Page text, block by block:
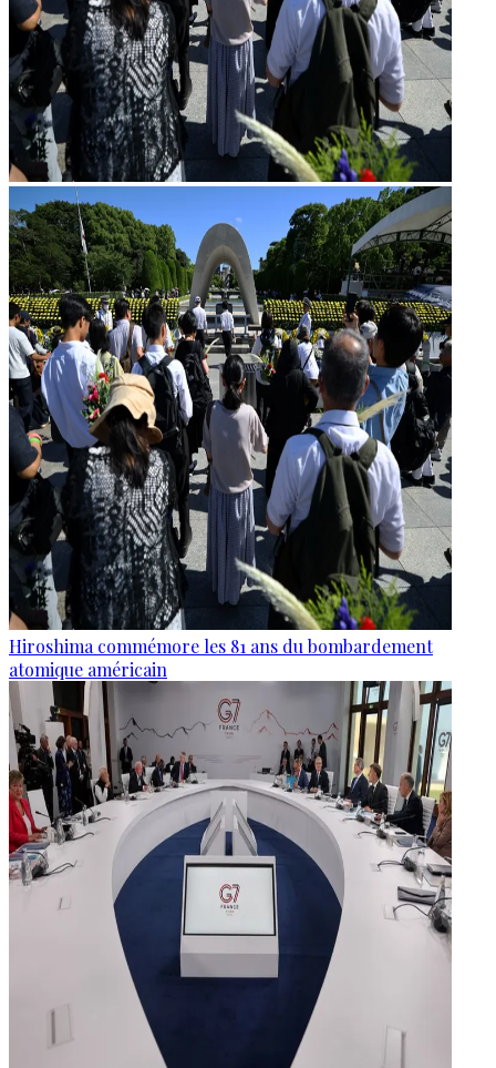
Hiroshima commémore les 81 ans du bombardement
atomique américain